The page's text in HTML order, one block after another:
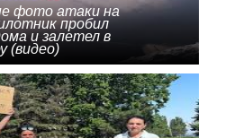
фото атаки на
пробил
и залетел в
(видео)